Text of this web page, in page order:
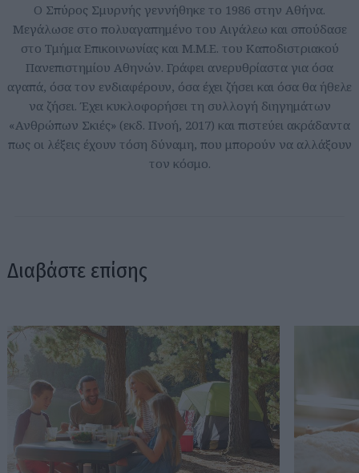
Ο Σπύρος Σμυρνής γεννήθηκε το 1986 στην Αθήνα.
Μεγάλωσε στο πολυαγαπημένο του Αιγάλεω και σπούδασε
στο Τμήμα Επικοινωνίας και Μ.Μ.Ε. του Καποδιστριακού
Πανεπιστημίου Αθηνών. Γράφει ανερυθρίαστα για όσα
αγαπά, όσα τον ενδιαφέρουν, όσα έχει ζήσει και όσα θα ήθελε
να ζήσει. Έχει κυκλοφορήσει τη συλλογή διηγημάτων
«Ανθρώπων Σκιές» (εκδ. Πνοή, 2017) και πιστεύει ακράδαντα
πως οι λέξεις έχουν τόση δύναμη, που μπορούν να αλλάξουν
τον κόσμο.
Διαβάστε επίσης